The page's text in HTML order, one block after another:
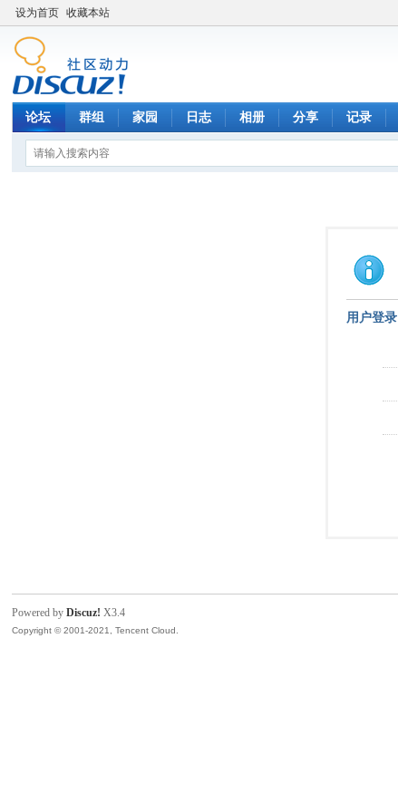
设为首页 收藏本站
论坛 群组 家园 日志 相册 分享 记录
用户登录
Powered byDiscuz! X3.4
Copyright © 2001-2021, Tencent Cloud.